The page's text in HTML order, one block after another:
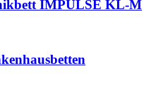
IMPULSE KL-M